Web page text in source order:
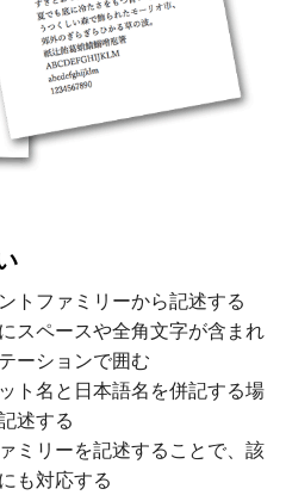
トファミリーから記述する
スペースや全角文字が含まれ
ーションで囲む
ト名と日本語名を併記する場
述する
ミリーを記述することで、該
も対応する